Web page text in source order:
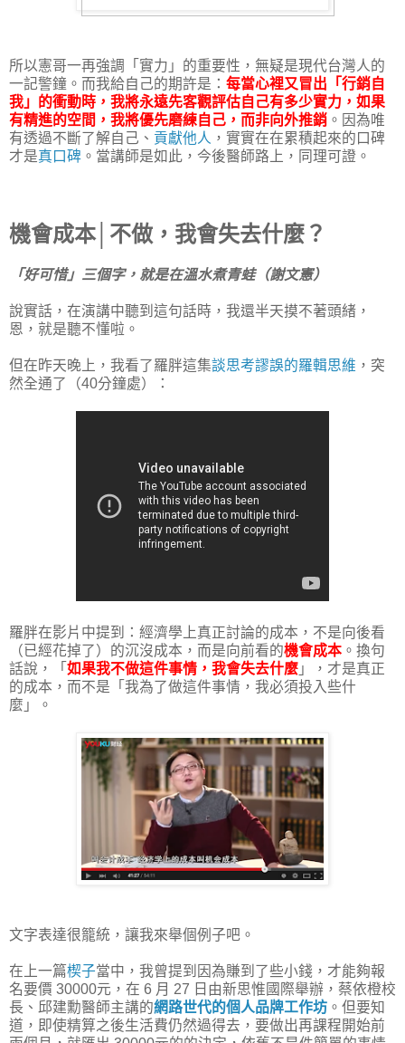
所以憲哥一再強調「實力」的重要性，無疑是現代台灣人的
一記警鐘。而我給自己的期許是： 每當心裡又冒出「行銷自
我」的衝動時，我將永遠先客觀評估自己有多少實力，如果
有精進的空間，我將優先磨練自己，而非向外推銷 。因為唯
有透過不斷了解自己、 貢獻他人 ，實實在在累積起來的口碑
才是真口碑 。當講師是如此，今後醫師路上，同理可證。
機會成本│不做，我會失去什麼？
「好可惜」三個字，就是在溫水煮青蛙（謝文憲）
說實話，在演講中聽到這句話時，我還半天摸不著頭緒，
恩，就是聽不懂啦。
但在昨天晚上，我看了羅胖這集談思考謬誤的羅輯思維 ，突
然全通了（40分鐘處）：
羅胖在影片中提到：經濟學上真正討論的成本，不是向後看
（已經花掉了）的沉沒成本，而是向前看的機會成本 。換句
話說，「 如果我不做這件事情，我會失去什麼 」，才是真正
的成本，而不是「我為了做這件事情，我必須投入些什
麼」。
文字表達很籠統，讓我來舉個例子吧。
在上一篇楔子當中，我曾提到因為賺到了些小錢，才能夠報
名要價 30000元，在 6 月 27 日由新思惟國際舉辦，蔡依橙校
長、邱建勳醫師主講的網路世代的個人品牌工作坊 。但要知
道，即使精算之後生活費仍然過得去，要做出再課程開始前